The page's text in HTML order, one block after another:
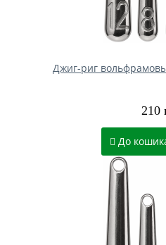
Джиг-риг
210
До